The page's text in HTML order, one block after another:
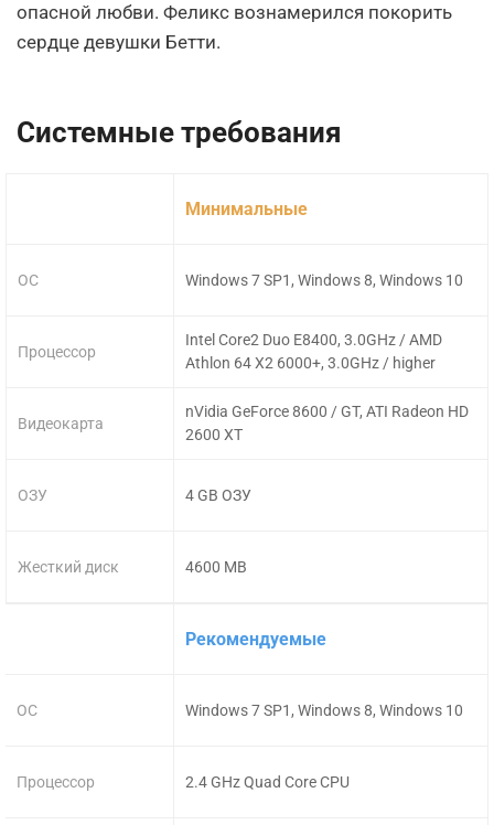
опасной любви. Феликс вознамерился покорить
сердце девушки Бетти.
Системные требования
ОС
Процессор
Видеокарта
ОЗУ
Жесткий диск
Минимальные
Windows 7 SP1, Windows 8, Windows 10
Intel Core2 Duo E8400, 3.0GHz / AMD
Athlon 64 X2 6000+, 3.0GHz / higher
nVidia GeForce 8600 / GT, ATI Radeon HD
2600 XT
4 GB ОЗУ
4600 MB
ОС
Процессор
Рекомендуемые
Windows 7 SP1, Windows 8, Windows 10
2.4 GHz Quad Core CPU